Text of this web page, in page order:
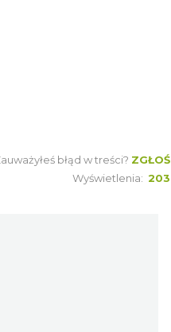
błąd w treści? ZGŁOŚ
Wyświetlenia: 203